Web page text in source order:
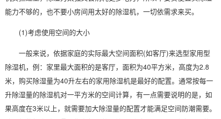
能力不够的，也不要小房间用太好的除湿机，一切依需求来买。
(1)考虑使用空间的大小
一般来说，依据家庭的实际最大空间面积(如客厅)来选型家用型
除湿机，例：家里最大面积的是客厅，面积为40平方米，高度为2.8
米，购买除湿量为40升左右的家用除湿机是最好的配置。通常按每一
升除湿量的除湿机对一平方米的空间计算，有一点需要说明的是，如
果高度在3米以上，就需要加大除湿量的配置才能满足空间防潮需要。